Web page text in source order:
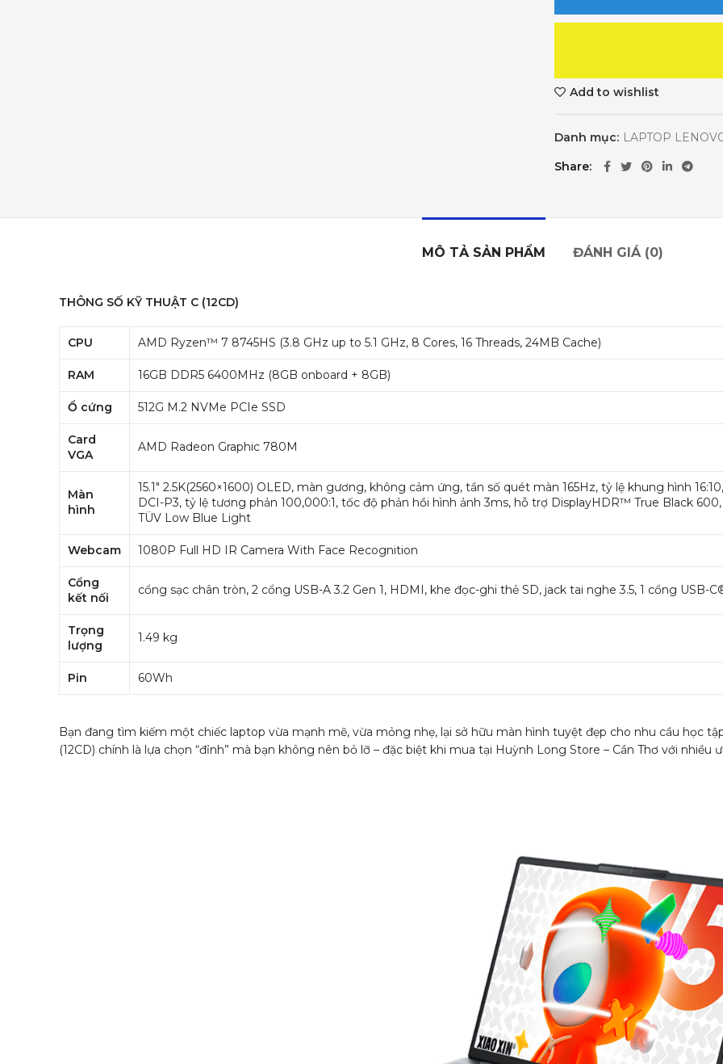
Add to wishlist
Danh mục: LAPTOP
Share
MÔ TẢ SẢN PHẨM ĐÁNH GIÁ (0)
THÔNG SỐ KỸ THUẬT C (12CD)
CPU AMD Ryzen™ 7 8745HS (3.8 GHz up to 5.1 GHz, 8 Cores, 16 Threads, 24MB Cache)
RAM 16GB DDR5 6400MHz (8GB onboard + 8GB)
Ổ cứng 512G M.2 NVMe PCIe SSD
Card
VGA
AMD Radeon Graphic 780M
Màn
hình
15.1″ 2.5K(2560×1600) OLED, màn gương, không cảm ứng, tần số quét màn 165Hz, tỷ lệ khung hình
DCI-P3, tỷ lệ tương phản 100,000:1, tốc độ phản hồi hình ảnh 3ms, hỗ trợ DisplayHDR™ True Black
TÜV Low Blue Light
Webcam 1080P Full HD IR Camera With Face Recognition
Cổng
kết nối
cổng sạc chân tròn, 2 cổng USB-A 3.2 Gen 1, HDMI, khe đọc-ghi thẻ SD, jack tai nghe 3.5, 1 cổng USB-
Trọng
lượng
1.49 kg
Pin 60Wh
Bạn đang tìm kiếm một chiếc laptop vừa mạnh mẽ, vừa mỏng nhẹ, lại sở hữu màn hình tuyệt đẹp cho nhu cầu học
(12CD) chính là lựa chọn “đỉnh” mà bạn không nên bỏ lỡ – đặc biệt khi mua tại Huỳnh Long Store – Cần Thơ với nhiều